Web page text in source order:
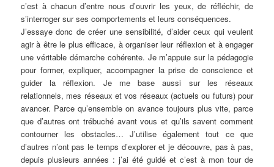
c’est à chacun d’entre nous d’ouvrir les yeux, de réfléchir, de
s’interroger sur ses comportements et leurs conséquences.
J’essaye donc de créer une sensibilité, d’aider ceux qui veulent
agir à être le plus efficace, à organiser leur réflexion et à engager
une véritable démarche cohérente. Je m’appuie sur la pédagogie
pour former, expliquer, accompagner la prise de conscience et
guider la réflexion. Je me base aussi sur les réseaux
relationnels, mes réseaux et vos réseaux (actuels ou futurs) pour
avancer. Parce qu’ensemble on avance toujours plus vite, parce
que d’autres ont trébuché avant vous et qu’ils savent comment
contourner les obstacles… J’utilise également tout ce que
d’autres n’ont pas le temps d’explorer et je découvre, pas à pas,
depuis plusieurs années : j’ai été guidé et c’est à mon tour de